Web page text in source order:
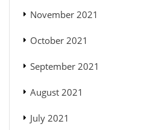
November 2021
October 2021
September 2021
August 2021
July 2021